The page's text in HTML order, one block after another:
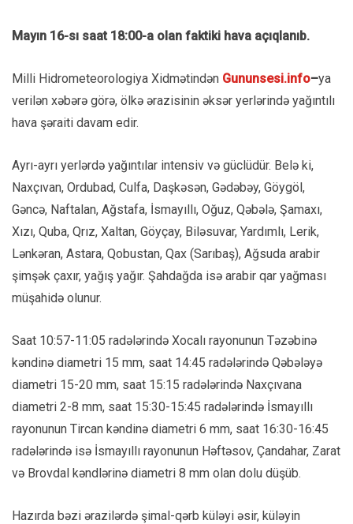
Mayın 16-sı saat 18:00-a olan faktiki hava açıqlanıb.
Milli Hidrometeorologiya Xidmətindən Gununsesi.info–ya
verilən xəbərə görə, ölkə ərazisinin əksər yerlərində yağıntılı
hava şəraiti davam edir.
Ayrı-ayrı yerlərdə yağıntılar intensiv və güclüdür. Belə ki,
Naxçıvan, Ordubad, Culfa, Daşkəsən, Gədəbəy, Göygöl,
Gəncə, Naftalan, Ağstafa, İsmayıllı, Oğuz, Qəbələ, Şamaxı,
Xızı, Quba, Qrız, Xaltan, Göyçay, Biləsuvar, Yardımlı, Lerik,
Lənkəran, Astara, Qobustan, Qax (Sarıbaş), Ağsuda arabir
şimşək çaxır, yağış yağır. Şahdağda isə arabir qar yağması
müşahidə olunur.
Saat 10:57-11:05 radələrində Xocalı rayonunun Təzəbinə
kəndinə diametri 15 mm, saat 14:45 radələrində Qəbələyə
diametri 15-20 mm, saat 15:15 radələrində Naxçıvana
diametri 2-8 mm, saat 15:30-15:45 radələrində İsmayıllı
rayonunun Tircan kəndinə diametri 6 mm, saat 16:30-16:45
radələrində isə İsmayıllı rayonunun Həftəsov, Çandahar, Zarat
və Brovdal kəndlərinə diametri 8 mm olan dolu düşüb.
Hazırda bəzi ərazilərdə şimal-qərb küləyi əsir, küləyin